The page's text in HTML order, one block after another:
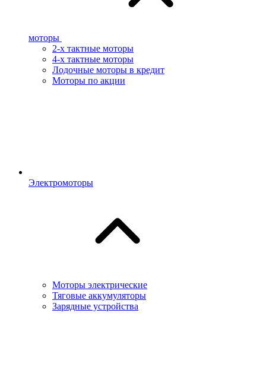
моторы
2-х тактные моторы
4-х тактные моторы
Лодочные моторы в кредит
Моторы по акции
Электромоторы
Моторы электрические
Тяговые аккумуляторы
Зарядные устройства